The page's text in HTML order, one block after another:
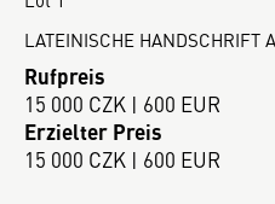
LATEINISCHE HANDSCHRIFT
Rufpreis
15 000 CZK | 600 EUR
Erzielter Preis
15 000 CZK | 600 EUR